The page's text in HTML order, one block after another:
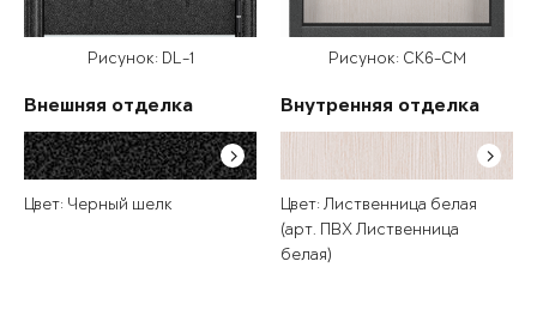
Рисунок: DL-1
Внешняя отделка
Цвет: Черный шелк
Рисунок: СК6-СМ
Внутренняя отделка
Цвет: Лиственница белая
(арт. ПВХ Лиственница
белая)